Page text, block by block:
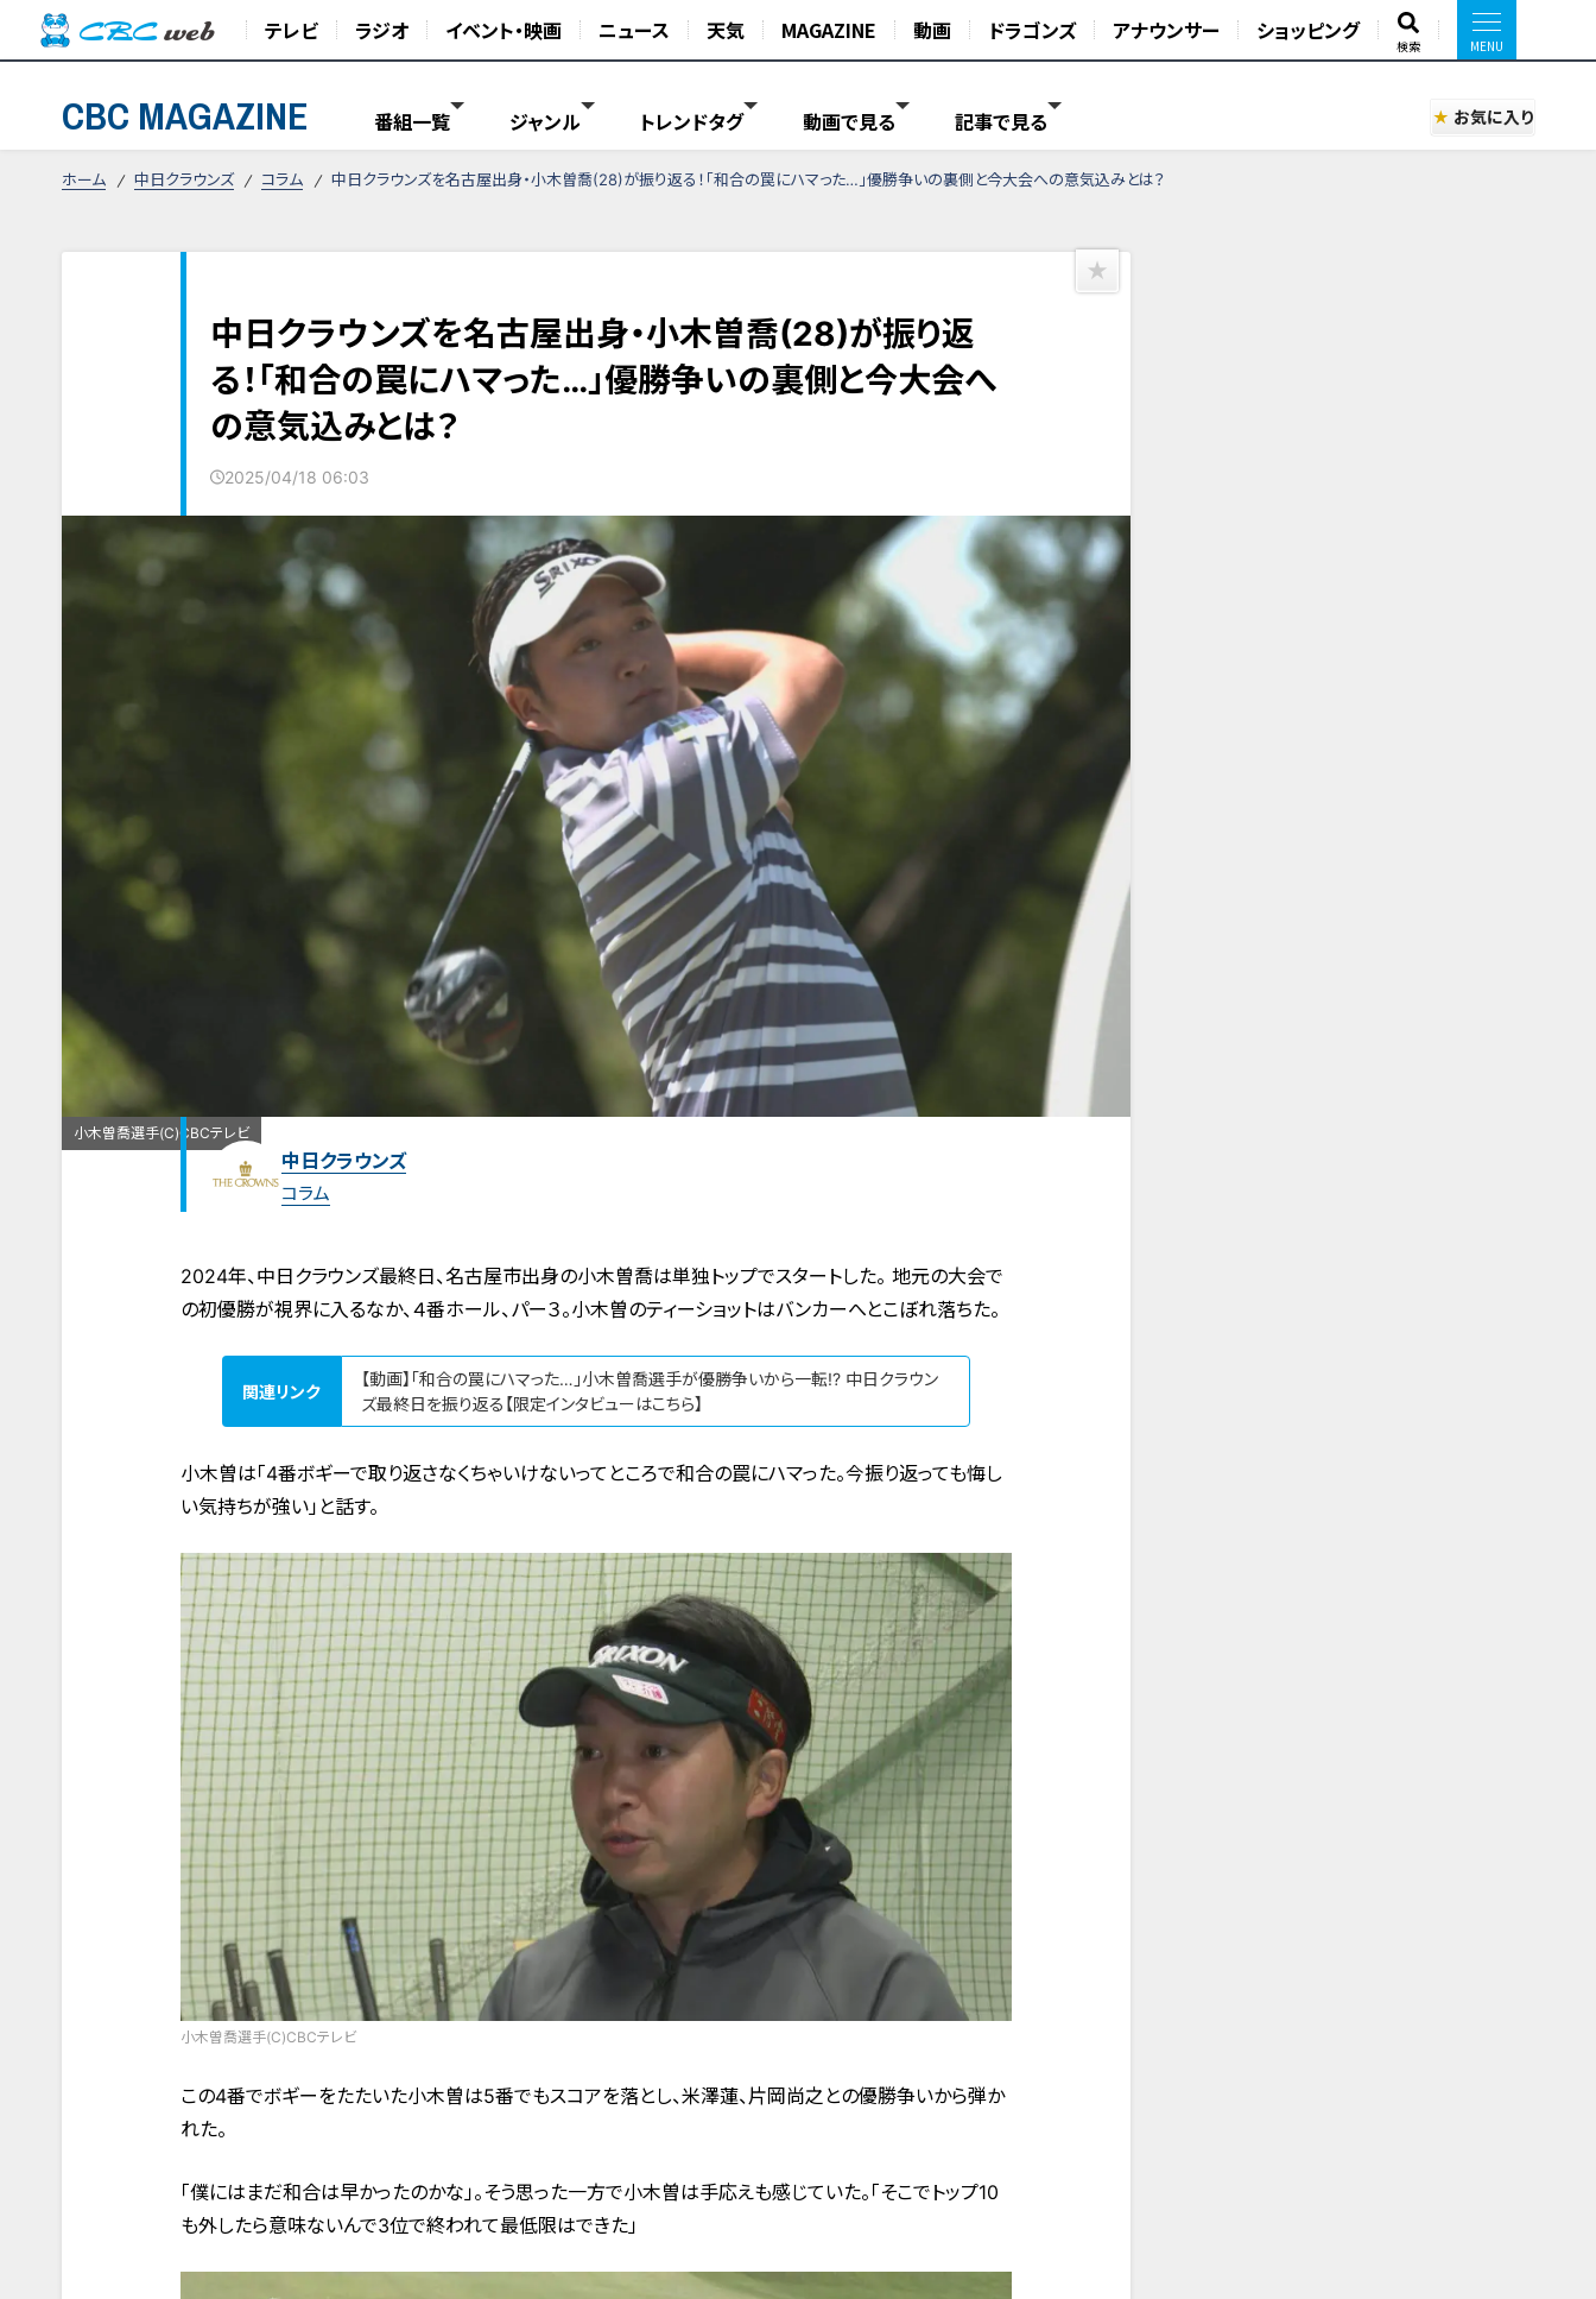
テレビ ラジオ イベント・映画 ニュース 天気 MAGAZINE 動画 ドラゴンズ アナウンサー ショッピング
検索
CBC MAGAZINE 番組一覧 ジャンル トレンドタグ 動画で見る 記事で見る お気に入り
ホーム 中日クラウンズ コラム 中日クラウンズを名古屋出身・小木曽喬(28)が振り返る！「和合の罠にハマった…」優勝争いの裏側と今大会への意気込みとは？
中日クラウンズを名古屋出身・小木曽喬(28)が振り返
る！「和合の罠にハマった…」優勝争いの裏側と今大会へ
の意気込みとは？
2025/04/18 06:03
小木曽喬選手(C)CBCテレビ
中日クラウンズ
コラム
2024年、中日クラウンズ最終日、名古屋市出身の小木曽喬は単独トップでスタートした。 地元の大会で
の初優勝が視界に入るなか、４番ホール、パー３。小木曽のティーショットはバンカーへとこぼれ落ちた。
関連リンク
【動画】「和合の罠にハマった…」小木曽喬選手が優勝争いから一転!? 中日クラウン
ズ最終日を振り返る【限定インタビューはこちら】
小木曽は「4番ボギーで取り返さなくちゃいけないってところで和合の罠にハマった。今振り返っても悔し
い気持ちが強い」と話す。
小木曽喬選手(C)CBCテレビ
この4番でボギーをたたいた小木曽は5番でもスコアを落とし、米澤蓮、片岡尚之との優勝争いから弾か
れた。
「僕にはまだ和合は早かったのかな」。そう思った一方で小木曽は手応えも感じていた。「そこでトップ10
も外したら意味ないんで3位で終われて最低限はできた」